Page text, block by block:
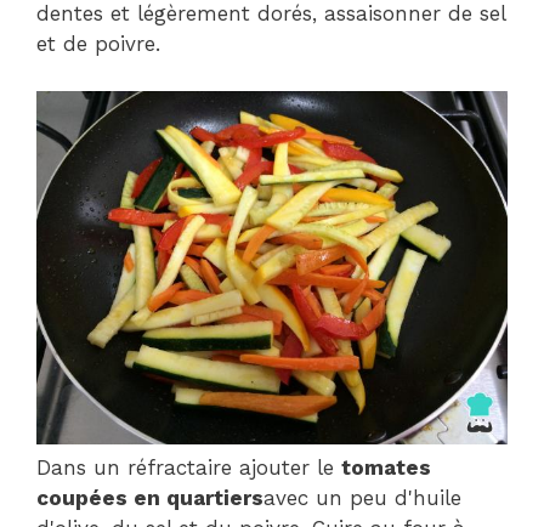
dentes et légèrement dorés, assaisonner de sel
et de poivre.
Dans un réfractaire ajouter le tomates
coupées en quartiersavec un peu d'huile